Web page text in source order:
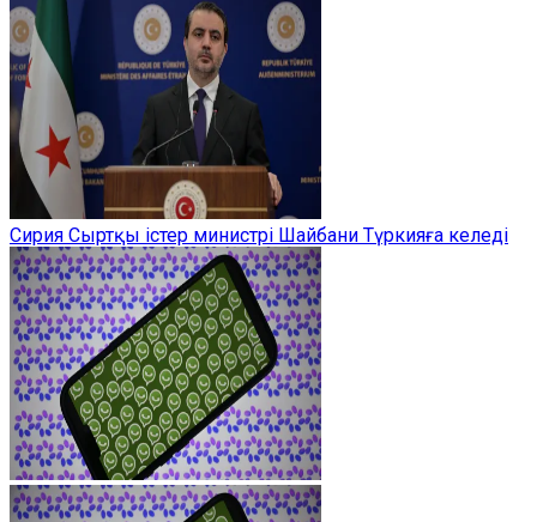
Сирия Сыртқы істер министрі Шайбани Түркияға келеді